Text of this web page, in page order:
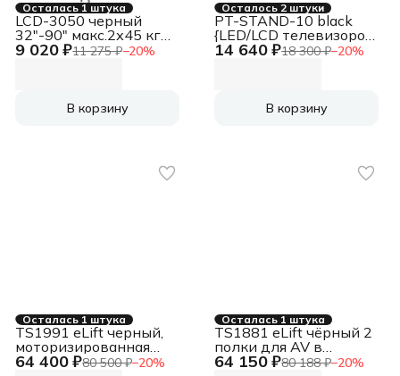
Осталась 1 штука
9 020 ₽11 275 ₽−20%
LCD-3050 черный
32"-90" макс.2х45 кг
потолочный поворот и
В корзину
Осталось 2 штуки
14 640 ₽18 300 ₽−20%
PT-STAND-10 black
{LED/LCD телевизоров
32"-65", max 45 кг,
В корзину
Осталась 1 штука
64 400 ₽80 500 ₽−20%
TS1991 eLift черный,
моторизированная
стойка для телевизора
Осталась 1 штука
64 150 ₽80 188 ₽−20%
TS1881 eLift чёрный 2
полки для AV в
комплкте Для